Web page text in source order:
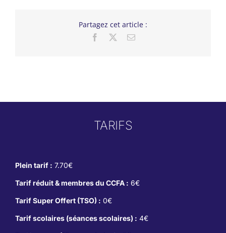
Partagez cet article :
Facebook Email
TARIFS
Plein tarif : 7.70€
Tarif réduit & membres du CCFA : 6€
Tarif Super Offert (TSO) : 0€
Tarif scolaires (séances scolaires) : 4€